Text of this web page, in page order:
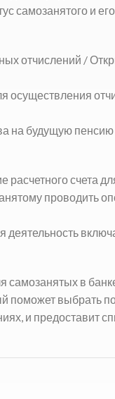
самозанятого и
отчислений /
осуществления
на будущую пенсию
расчетного счета
проводить
деятельность
самозанятых в
поможет выбрать
и предоставит